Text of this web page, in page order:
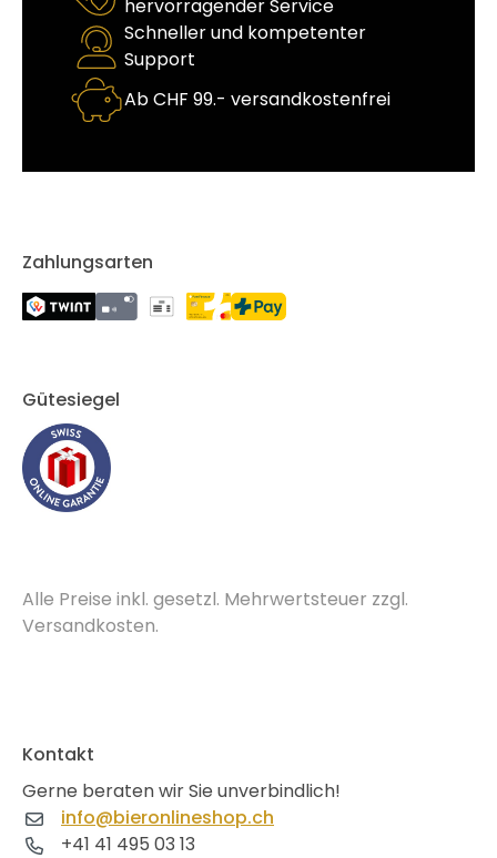
hervorragender Service
Schneller und kompetenter
Support
Ab CHF 99.- versandkostenfrei
Zahlungsarten
Gütesiegel
Alle Preise inkl. gesetzl. Mehrwertsteuer zzgl.
Versandkosten.
Kontakt
Gerne beraten wir Sie unverbindlich!
info@bieronlineshop.ch
+41 41 495 03 13